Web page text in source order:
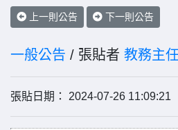
上一則公告 下一則公告
一般公告 / 張貼者 教務主
張貼日期： 2024-07-26